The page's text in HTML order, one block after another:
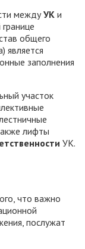
междуУК и
общего
является
заполнения
участок
лифты
УК.
что важно
послужат